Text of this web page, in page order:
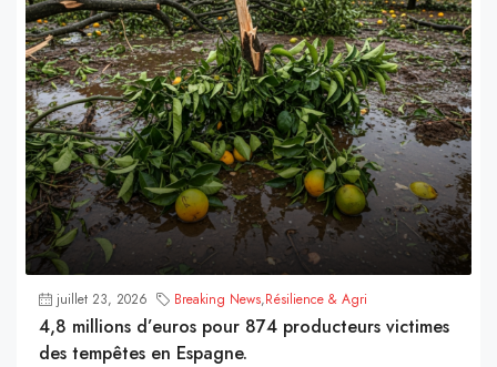
juillet 23, 2026 Breaking News,Résilience & Agri
4,8 millions d’euros pour 874 producteurs victimes
des tempêtes en Espagne.